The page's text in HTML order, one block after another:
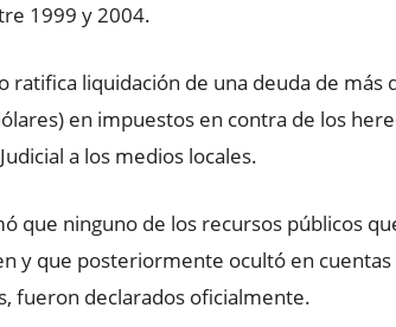
1999 y 2004.
ratifica liquidación de una deuda de
en impuestos en contra de los
a los medios locales.
que ninguno de los recursos públicos
y que posteriormente ocultó en cuentas
fueron declarados oficialmente.